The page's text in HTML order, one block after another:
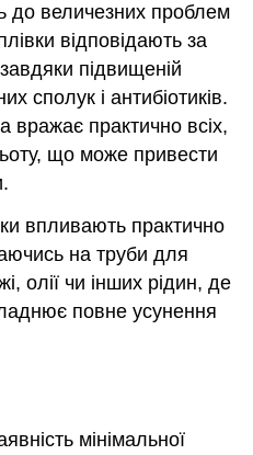
до величезних проблем
відповідають за
завдяки підвищеній
сполук і антибіотиків.
вражає практично всіх,
що може привести
впливають практично
на труби для
олії чи інших рідин, де
повне усунення
мінімальної